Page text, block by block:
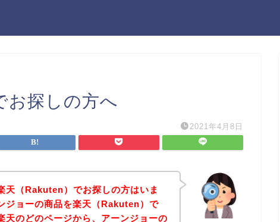
お探しの方へ
2021年4月8日
天（Rakuten）でお探しの方はいま
ジョーの商品を楽天（Rakuten）で
天のどのページから、アーンジョーの